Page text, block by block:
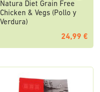
Natura Diet Grain Free
Chicken & Vegs (Pollo y
Verdura)
24,99 €